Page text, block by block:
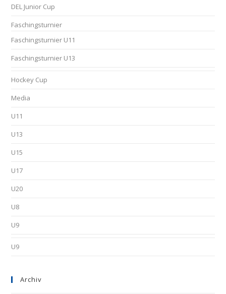
DEL Junior Cup
Faschingsturnier
Faschingsturnier U11
Faschingsturnier U13
Hockey Cup
Media
U11
U13
U15
U17
U20
U8
U9
U9
Archiv